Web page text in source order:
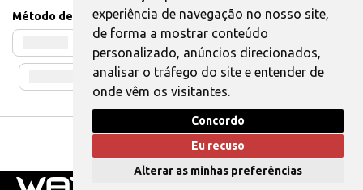
experiência de navegação no nosso site,
de forma a mostrar conteúdo
personalizado, anúncios direcionados,
analisar o tráfego do site e entender de
onde vêm os visitantes.
Concordo
Eu recuso
Alterar as minhas preferências
Método de Envio
Livro de Reclamações | Também pode Elogiar
WATT © 2025. Todos os direitos reservados.